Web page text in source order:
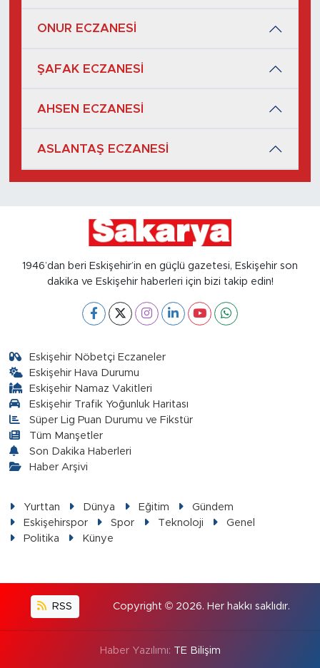
ONUR ECZANESİ
ŞAFAK ECZANESİ
AHSEN ECZANESİ
ASLANTAŞ ECZANESİ
1946’dan beri Eskişehir’in en güçlü gazetesi, Eskişehir son
dakika ve Eskişehir haberleri için bizi takip edin!
Eskişehir Nöbetçi Eczaneler
Eskişehir Hava Durumu
Eskişehir Namaz Vakitleri
Eskişehir Trafik Yoğunluk Haritası
Süper Lig Puan Durumu ve Fikstür
Tüm Manşetler
Son Dakika Haberleri
Haber Arşivi
Yurttan Dünya Eğitim
Gündem
Eskişehirspor
Spor Teknoloji
Genel
Politika
Künye
RSS Copyright © 2026. Her hakkı saklıdır.
Haber Yazılımı: TE Bilişim